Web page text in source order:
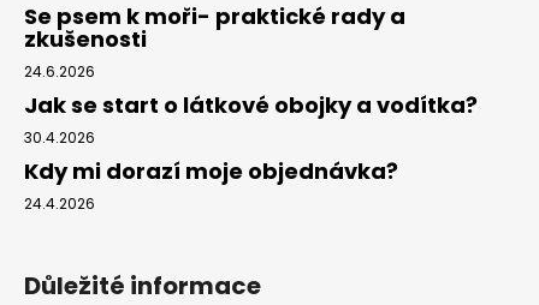
Se psem k moři- praktické rady a
zkušenosti
24.6.2026
Jak se start o látkové obojky a vodítka?
30.4.2026
Kdy mi dorazí moje objednávka?
24.4.2026
Důležité informace